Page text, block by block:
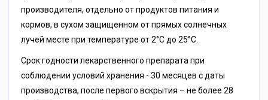
производителя, отдельно от продуктов питания и
кормов, в сухом защищенном от прямых солнечных
лучей месте при температуре от 2°С до 25°С.
Срок годности лекарственного препарата при
соблюдении условий хранения - 30 месяцев с даты
производства, после первого вскрытия – не более 28